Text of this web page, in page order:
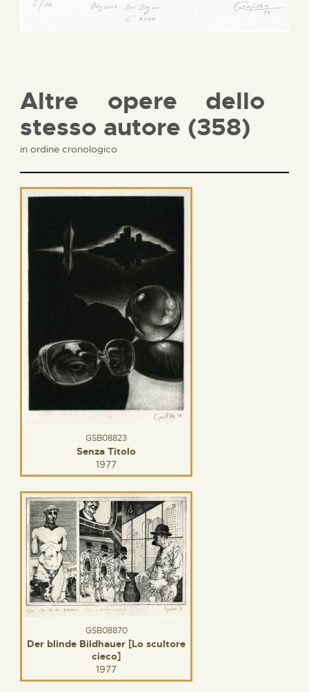
Altre opere dello
stesso autore (358)
in ordine cronologico
GSB08823
Senza Titolo
1977
GSB08870
Der blinde Bildhauer [Lo scultore
cieco]
1977